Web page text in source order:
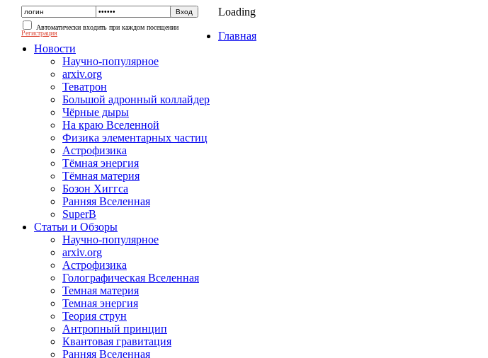
Автоматически входить при каждом посещении
Регистрация
Loading
Главная
Новости
Научно-популярное
arxiv.org
Теватрон
Большой адронный коллайдер
Чёрные дыры
На краю Вселенной
Физика элементарных частиц
Астрофизика
Тёмная энергия
Тёмная материя
Бозон Хиггса
Ранняя Вселенная
SuperB
Статьи и Обзоры
Научно-популярное
arxiv.org
Астрофизика
Голографическая Вселенная
Темная материя
Темная энергия
Теория струн
Антропный принцип
Квантовая гравитация
Ранняя Вселенная